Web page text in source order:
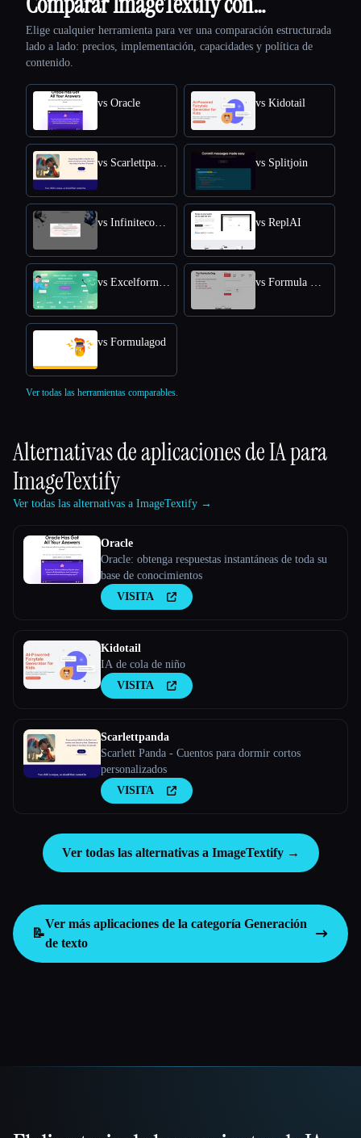
Elige cualquier herramienta para ver una comparación estructurada
lado a lado: precios, implementación, capacidades y política de
contenido.
vs Oracle vs Kidotail
vs Scarlettpanda vs Splitjoin
vs Infiniteconversation vs ReplAI
vs Excelformulabot vs Formula Dog
vs Formulagod
Ver todas las herramientas comparables.
Alternativas de aplicaciones de IA para
ImageTextify
Ver todas las alternativas a ImageTextify →
Oracle
Oracle: obtenga respuestas instantáneas de toda su
base de conocimientos
VISITA
Kidotail
IA de cola de niño
VISITA
Scarlettpanda
Scarlett Panda - Cuentos para dormir cortos
personalizados
VISITA
Ver todas las alternativas a ImageTextify →
📝
Ver más aplicaciones de la categoría Generación
de texto